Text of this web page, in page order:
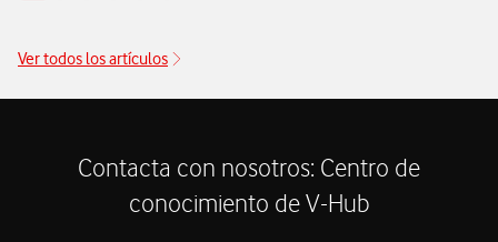
externos.
Ver todos los artículos
Contacta con nosotros: Centro de
conocimiento de V-Hub